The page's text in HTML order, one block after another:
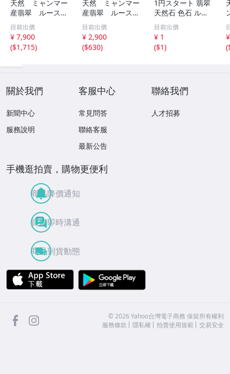
天然 ミャンマー
産翡翠 ルース
瓜 氷のように透
き通る 17ｘ8.5
ｘ2.4ｍｍ 3.5ct
と 17.6ｘ11
目前出價
¥ 7,900
($1,715)
天然 ミャンマー
産翡翠 ルース
18ｘ12.8ｍ
ｍ 40.5ct と
18.4ｘ13.3ｍｍ
43ct 注意事項
目前出價
¥ 2,900
($630)
1円スタート 翡翠
天然石 色石 ルー
ス まとめ 大量 ジ
ュエリー 宝石 総
重量約49.0g ヒス
イ HE0806ろ
目前出價
¥ 1
($1)
(
關於我們
新聞中心
服務說明
客服中心
常見問答
聯絡客服
最新公告
聯絡我們
人才招募
手機逛拍賣，購物更便利
商品降價通知
買賣即時溝通
商品到貨動態
APP Store
facebook ©2026 Yahoo台灣電子商務 保留所有權利
服務條款
隱私權 拍賣使用規範 交易安全